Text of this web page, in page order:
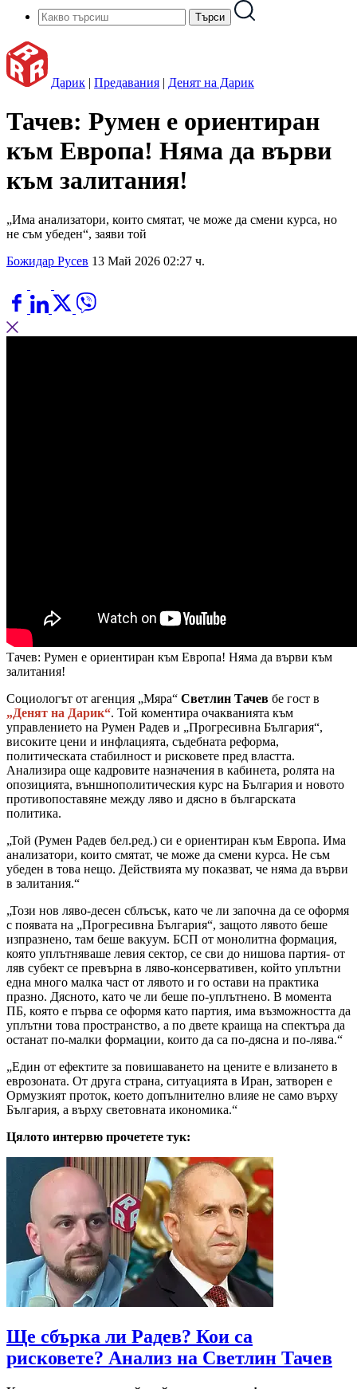
Дарик | Предавания | Денят на Дарик
Тачев: Румен е ориентиран
към Европа! Няма да върви
към залитания!
„Има анализатори, които смятат, че може да смени курса, но
не съм убеден“, заяви той
Божидар Русев 13 Май 2026 02:27 ч.
Тачев: Румен е ориентиран към Европа! Няма да върви към
залитания!
Социологът от агенция „Мяра“ Светлин Тачев бе гост в
„Денят на Дарик“. Той коментира очакванията към
управлението на Румен Радев и „Прогресивна България“,
високите цени и инфлацията, съдебната реформа,
политическата стабилност и рисковете пред властта.
Анализира още кадровите назначения в кабинета, ролята на
опозицията, външнополитическия курс на България и новото
противопоставяне между ляво и дясно в българската
политика.
„Той (Румен Радев бел.ред.) си е ориентиран към Европа. Има
анализатори, които смятат, че може да смени курса. Не съм
убеден в това нещo. Действията му показват, че няма да върви
в залитания.“
„Този нов ляво-десен сблъсък, като че ли започна да се оформя
с появата на „Прогресивна България“, защото лявото беше
изпразнено, там беше вакуум. БСП от монолитна формация,
която уплътняваше левия сектор, се сви до нишова партия- от
ляв субект се превърна в ляво-консервативен, който уплътни
една много малка част от лявото и го остави на практика
празно. Дясното, като че ли беше по-уплътнено. В момента
ПБ, която е първа се оформя като партия, има възможността да
уплътни това пространство, а по двете краища на спектъра да
останат по-малки формации, които да са по-дясна и по-лява.“
„Един от ефектите за повишаването на цените е влизането в
еврозоната. От друга страна, ситуацията в Иран, затворен е
Ормузкият проток, което допълнително влияе не само върху
България, а върху световната икономика.“
Цялото интервю прочетете тук:
Ще сбърка ли Радев? Кои са
рисковете? Анализ на Светлин Тачев